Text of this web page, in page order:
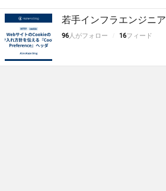
若手インフラエンジニア
96 人がフォロー 16フィード